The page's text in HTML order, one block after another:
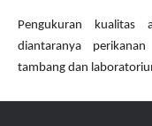
Pengukuran kualitas
diantaranya
tambang dan